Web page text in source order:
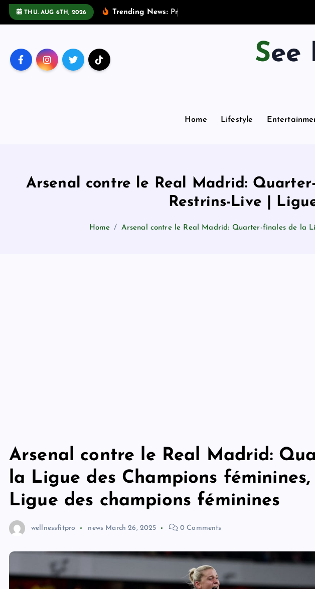
THU. AUG 6TH, 2026 Trending News: Pr
Home Lifestyle
Arsenal contre le Real Madrid:
Restrins-Live |
Home Arsenal contre le Real Madrid: Quarter-finales de la
Arsenal contre le Real Madrid:
la Ligue des Champions féminines,
Ligue des champions féminines
wellnessfitpro news March 26, 2025 0 Comments